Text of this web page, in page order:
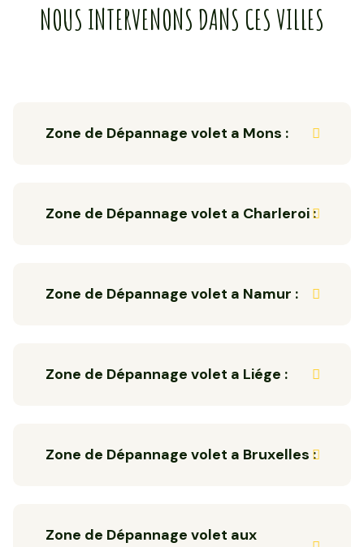
NOUS INTERVENONS DANS CES VILLES
Zone de Dépannage volet a Mons :
Zone de Dépannage volet a Charleroi :
Zone de Dépannage volet a Namur :
Zone de Dépannage volet a Liége :
Zone de Dépannage volet a Bruxelles :
Zone de Dépannage volet aux